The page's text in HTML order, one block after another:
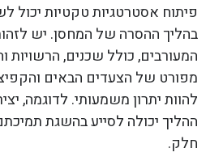
פיתוח אסטרטגיות טקטיות יכול
בהליך ההסרה של המחסן. יש
המעורבים, כולל שכנים, הרשויות
מפורט של הצעדים הבאים
להוות יתרון משמעותי. לדוגמה,
ההליך יכולה לסייע בהשגת
חלק.